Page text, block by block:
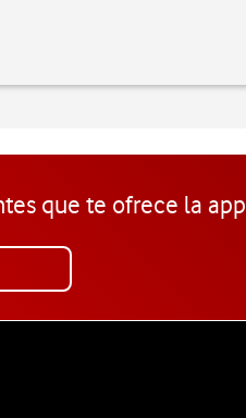
que te ofrece la app